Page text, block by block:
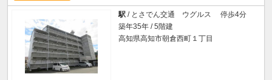
駅 / とさでん交通 ウグルス 停歩4分
築年35年 / 5階建
高知県高知市朝倉西町１丁目